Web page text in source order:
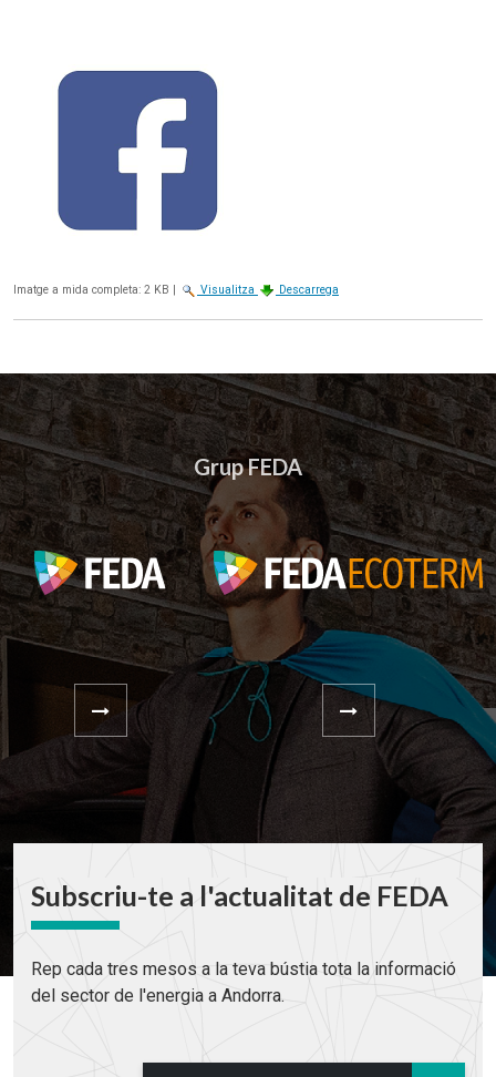
Imatge a mida completa: 2 KB | Visualitza Descarrega
Grup FEDA
Subscriu-te a l'actualitat de FEDA
Rep cada tres mesos a la teva bústia tota la informació
del sector de l'energia a Andorra.